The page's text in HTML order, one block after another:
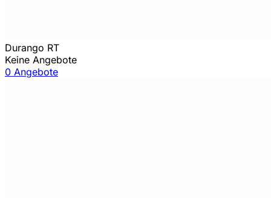
Durango RT
Keine Angebote
0 Angebote